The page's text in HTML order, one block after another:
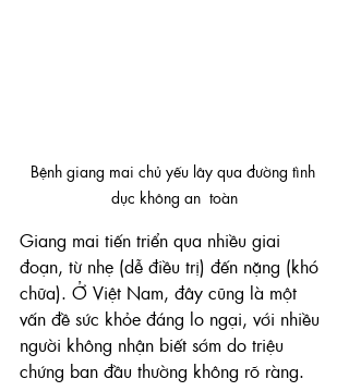
Bệnh giang mai chủ yếu lây qua đường tình
dục không an  toàn
Giang mai tiến triển qua nhiều giai
đoạn, từ nhẹ (dễ điều trị) đến nặng (khó
chữa). Ở Việt Nam, đây cũng là một
vấn đề sức khỏe đáng lo ngại, với nhiều
người không nhận biết sớm do triệu
chứng ban đầu thường không rõ ràng.